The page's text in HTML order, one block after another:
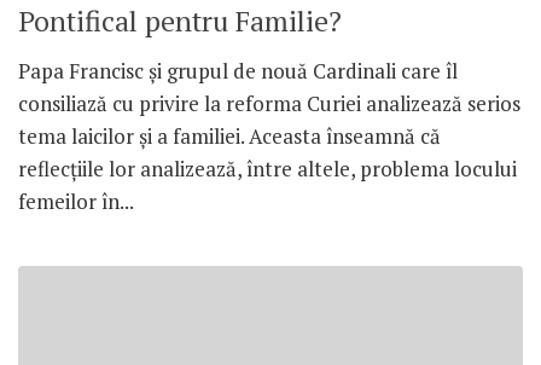
Pontifical pentru Familie?
Papa Francisc şi grupul de nouă Cardinali care îl
consiliază cu privire la reforma Curiei analizează serios
tema laicilor şi a familiei. Aceasta înseamnă că
reflecţiile lor analizează, între altele, problema locului
femeilor în...